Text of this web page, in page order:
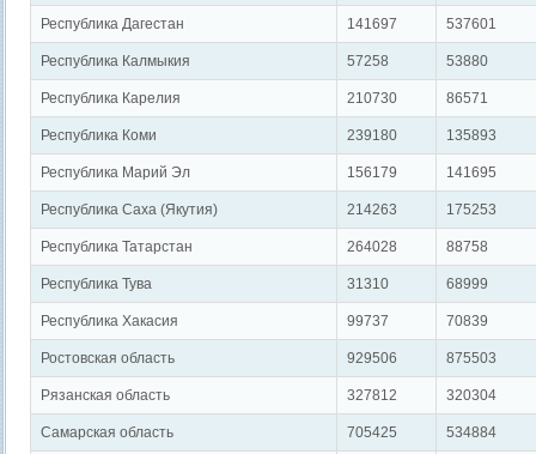
Республика Дагестан 141697 537601
Республика Калмыкия 57258 53880
Республика Карелия 210730 86571
Республика Коми 239180 135893
Республика Марий Эл 156179 141695
Республика Саха (Якутия) 214263 175253
Республика Татарстан 264028 88758
Республика Тува 31310 68999
Республика Хакасия 99737 70839
Ростовская область 929506 875503
Рязанская область 327812 320304
Самарская область 705425 534884